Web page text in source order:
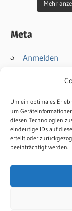
Um ein optimales
um
diesen Technologien
eindeutige IDs auf
erteilt oder
beeinträchtigt werden.
Mehr
Meta
Anmelden
Kommentar-
Kontakt
Impressum